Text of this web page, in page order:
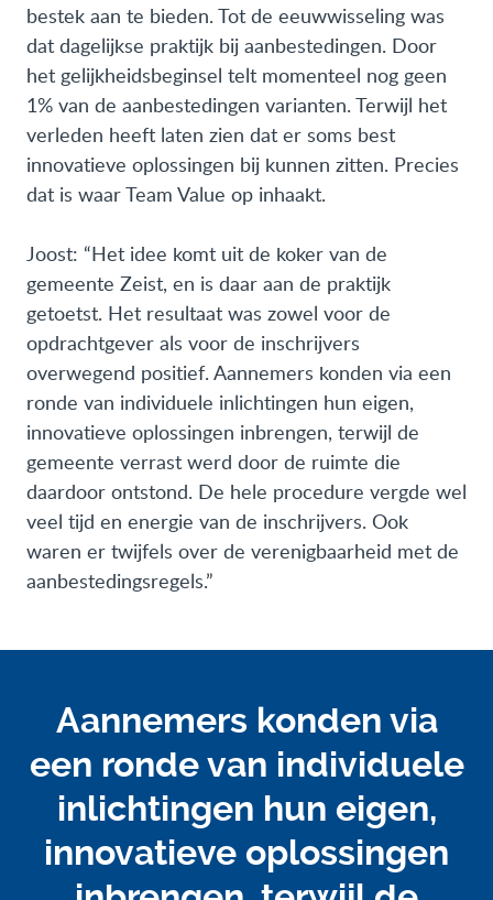
bestek aan te bieden. Tot de eeuwwisseling was
dat dagelijkse praktijk bij aanbestedingen. Door
het gelijkheidsbeginsel telt momenteel nog geen
1% van de aanbestedingen varianten. Terwijl het
verleden heeft laten zien dat er soms best
innovatieve oplossingen bij kunnen zitten. Precies
dat is waar Team Value op inhaakt.
Joost: “Het idee komt uit de koker van de
gemeente Zeist, en is daar aan de praktijk
getoetst. Het resultaat was zowel voor de
opdrachtgever als voor de inschrijvers
overwegend positief. Aannemers konden via een
ronde van individuele inlichtingen hun eigen,
innovatieve oplossingen inbrengen, terwijl de
gemeente verrast werd door de ruimte die
daardoor ontstond. De hele procedure vergde wel
veel tijd en energie van de inschrijvers. Ook
waren er twijfels over de verenigbaarheid met de
aanbestedingsregels.”
Aannemers konden via
een ronde van individuele
inlichtingen hun eigen,
innovatieve oplossingen